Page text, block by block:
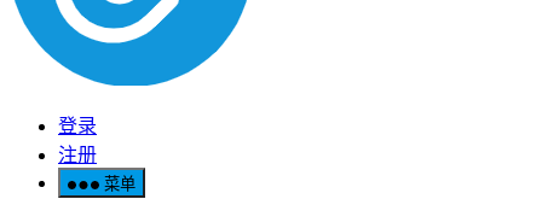
登录
注册
菜单